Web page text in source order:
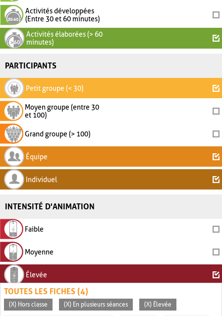
Activités développées
(Entre 30 et 60 minutes)
Activités élaborées (> 60
minutes)
PARTICIPANTS
Petit groupe (< 30)
Moyen groupe (entre 30
et 100)
Grand groupe (> 100)
Équipe
Individuel
INTENSITÉ D'ANIMATION
Faible
Moyenne
Élevée
TOUTES LES FICHES (4)
(X) Hors classe (X) En plusieurs séances (X) Élevée